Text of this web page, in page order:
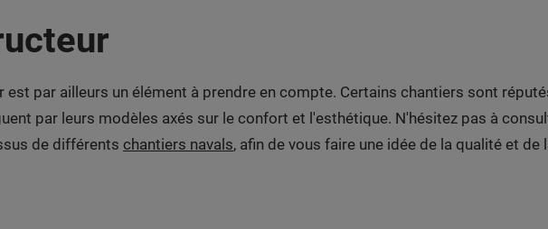
par ailleurs un élément à prendre en compte. Certains chantiers sont
par leurs modèles axés sur le confort et l'esthétique. N'hésitez pas à
de différents chantiers navals, afin de vous faire une idée de la qualité et